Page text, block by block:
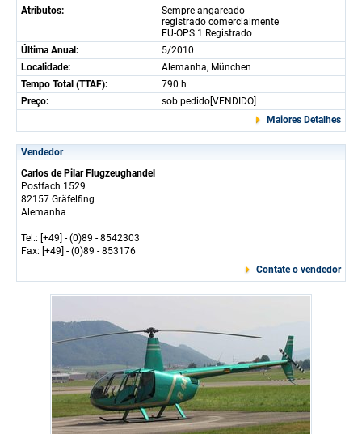
Atributos:
Sempre angareado
registrado comercialmente
EU-OPS 1 Registrado
Última Anual:
5/2010
Localidade:
Alemanha, München
Tempo Total (TTAF):
790 h
Preço:
sob pedido[VENDIDO]
Maiores Detalhes
Vendedor
Carlos de Pilar Flugzeughandel
Postfach 1529
82157 Gräfelfing
Alemanha
Tel.: [+49] - (0)89 - 8542303
Fax: [+49] - (0)89 - 853176
Contate o vendedor